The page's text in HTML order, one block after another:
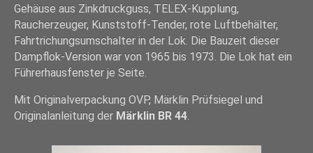
Gehäuse aus Zinkdruckguss, TELEX-Kupplung,
Raucherzeuger, Kunststoff-Tender, rote Luftbehälter,
Fahrtrichungsumschalter in der Lok. Die Bauzeit dieser
Dampflok-Version war von 1965 bis 1973. Die Lok hat ein
Führerhausfenster je Seite.
Mit Originalverpackung OVP, Märklin Prüfsiegel und
Originalanleitung der Märklin BR 44.